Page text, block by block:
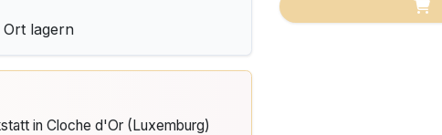
lagern
in Cloche d'Or (Luxemburg)